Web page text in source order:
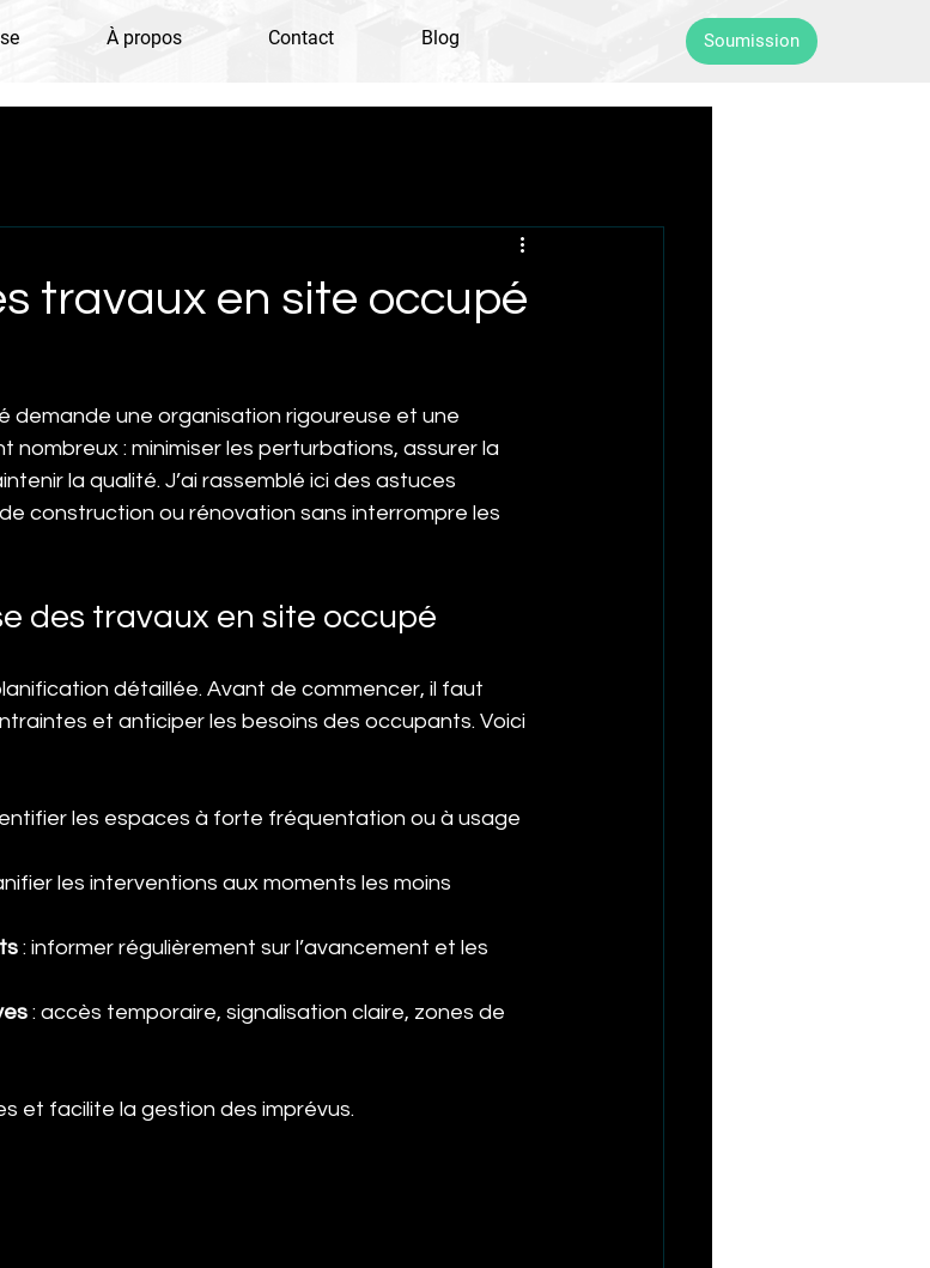
À propos Contact Blog Soumission
travaux en site occupé
demande une organisation rigoureuse et une
nombreux : minimiser les perturbations, assurer la
la qualité. J’ai rassemblé ici des astuces
construction ou rénovation sans interrompre les
des travaux en site occupé
détaillée. Avant de commencer, il faut
et anticiper les besoins des occupants. Voici
les espaces à forte fréquentation ou à usage
les interventions aux moments les moins
: informer régulièrement sur l’avancement et les
: accès temporaire, signalisation claire, zones de
et facilite la gestion des imprévus.